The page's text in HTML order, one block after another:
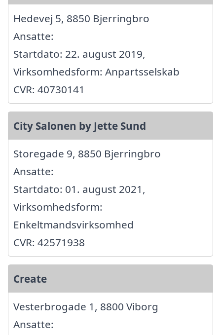
Hedevej 5, 8850 Bjerringbro
Ansatte:
Startdato: 22. august 2019,
Virksomhedsform: Anpartsselskab
CVR: 40730141
City Salonen by Jette Sund
Storegade 9, 8850 Bjerringbro
Ansatte:
Startdato: 01. august 2021,
Virksomhedsform:
Enkeltmandsvirksomhed
CVR: 42571938
Create
Vesterbrogade 1, 8800 Viborg
Ansatte: